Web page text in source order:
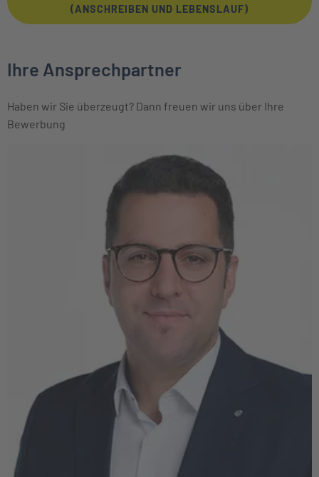
(ANSCHREIBEN UND LEBENSLAUF)
Ihre Ansprechpartner
Haben wir Sie überzeugt? Dann freuen wir uns über Ihre
Bewerbung